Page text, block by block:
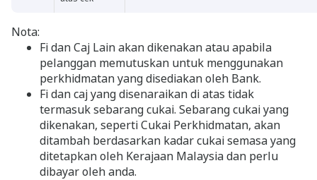
Nota:
Fi dan Caj Lain akan dikenakan atau apabila
pelanggan memutuskan untuk menggunakan
perkhidmatan yang disediakan oleh Bank.
Fi dan caj yang disenaraikan di atas tidak
termasuk sebarang cukai. Sebarang cukai yang
dikenakan, seperti Cukai Perkhidmatan, akan
ditambah berdasarkan kadar cukai semasa yang
ditetapkan oleh Kerajaan Malaysia dan perlu
dibayar oleh anda.